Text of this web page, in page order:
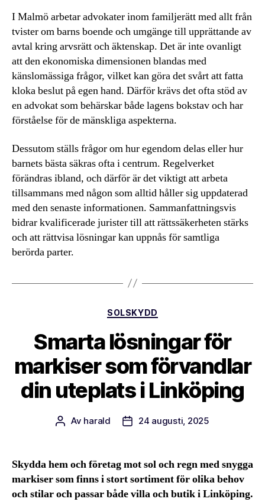
I Malmö arbetar advokater inom familjerätt med allt från
tvister om barns boende och umgänge till upprättande av
avtal kring arvsrätt och äktenskap. Det är inte ovanligt
att den ekonomiska dimensionen blandas med
känslomässiga frågor, vilket kan göra det svårt att fatta
kloka beslut på egen hand. Därför krävs det ofta stöd av
en advokat som behärskar både lagens bokstav och har
förståelse för de mänskliga aspekterna.
Dessutom ställs frågor om hur egendom delas eller hur
barnets bästa säkras ofta i centrum. Regelverket
förändras ibland, och därför är det viktigt att arbeta
tillsammans med någon som alltid håller sig uppdaterad
med den senaste informationen. Sammanfattningsvis
bidrar kvalificerade jurister till att rättssäkerheten stärks
och att rättvisa lösningar kan uppnås för samtliga
berörda parter.
Kategorier
SOLSKYDD
Smarta lösningar för
markiser som förvandlar
din uteplats i Linköping
Inläggsförfattare
Av harald Inläggsdatum
24 augusti, 2025
Skydda hem och företag mot sol och regn med snygga
markiser som finns i stort sortiment för olika behov
och stilar och passar både villa och butik i Linköping.